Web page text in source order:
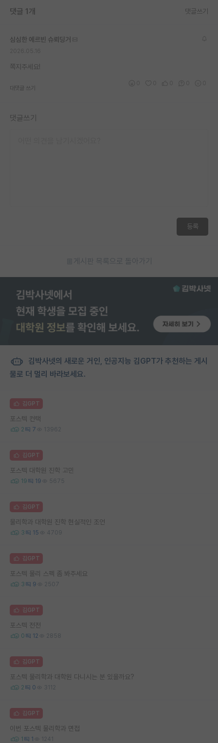
유학교육
댓글 1개 댓글쓰기
심심한 에르빈 슈뢰딩거
쪽지주세요!
대댓글 쓰기
댓글쓰기
등록
게시판 목록으로 돌아가기
김박사넷의 새로운 거인, 인공지능 김GPT가 추천하는 게시
물로 더 멀리 바라보세요.
김GPT
포스텍 컨택
2 7 13962
김GPT
포스텍 대학원 진학 고민
19 19 5675
김GPT
물리학과 대학원 진학 현실적인 조언
3 15 4709
김GPT
포스텍 물리 스펙 좀 봐주세요
3 9 2507
김GPT
포스텍 전전
0 12 2858
김GPT
포스텍 물리학과 대학원 다니시는 분 있을까요?
2 0 3112
김GPT
이번 포스텍 물리학과 면접
1 1 1241